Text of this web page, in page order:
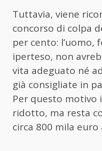
Tuttavia, viene
concorso di colpa
per cento:
iperteso, non
vita adeguato né
già consigliate in
Per questo motivo
ridotto, ma resta
circa 800 mila